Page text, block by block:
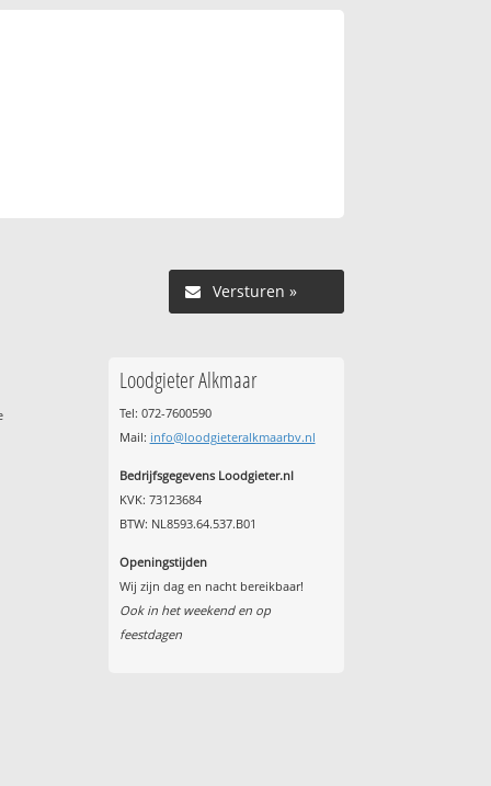
Versturen »
Loodgieter Alkmaar
Tel: 072-7600590
Mail: info@loodgieteralkmaarbv.nl
Bedrijfsgegevens Loodgieter.nl
KVK: 73123684
BTW: NL8593.64.537.B01
Openingstijden
Wij zijn dag en nacht bereikbaar!
Ook in het weekend en op
feestdagen